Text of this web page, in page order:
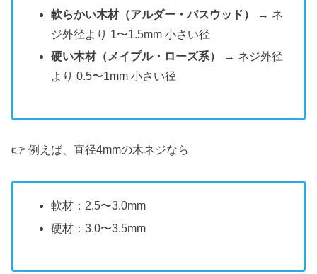
軟らかい木材（アルダー・バスウッド）
→ ネ
ジ外径より 1〜1.5mm 小さい径
硬い木材（メイプル・ローズ系）
→ ネジ外径
より 0.5〜1mm 小さい径
👉 例えば、直径4mmの木ネジなら
軟材：2.5〜3.0mm
硬材：3.0〜3.5mm